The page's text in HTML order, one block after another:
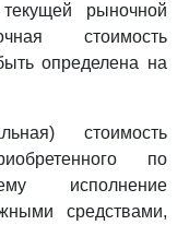
рыночной
стоимость
определена на
стоимость
по
исполнение
средствами,